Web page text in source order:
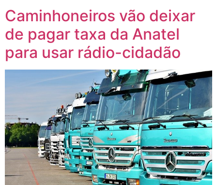
Caminhoneiros vão deixar
de pagar taxa da Anatel
para usar rádio-cidadão